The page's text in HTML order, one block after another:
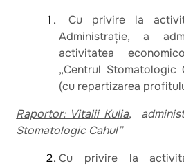
Cu privire la
Administrație, a
activitatea
„Centrul Stomatologic
(cu repartizarea
Raportor: Vitalii Kulia,
Stomatologic Cahul”
Cu privire la